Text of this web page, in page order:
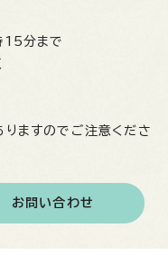
分まで
ますのでご注意くださ
お問い合わせ